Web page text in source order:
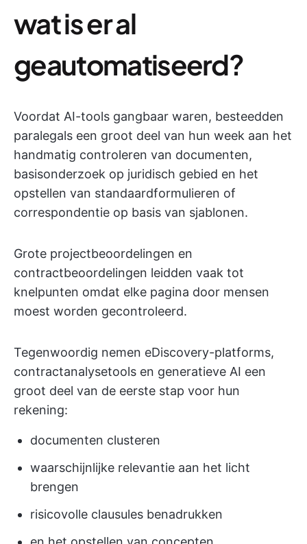
wat is er al
geautomatiseerd?
Voordat AI-tools gangbaar waren, besteedden
paralegals een groot deel van hun week aan het
handmatig controleren van documenten,
basisonderzoek op juridisch gebied en het
opstellen van standaardformulieren of
correspondentie op basis van sjablonen.
Grote projectbeoordelingen en
contractbeoordelingen leidden vaak tot
knelpunten omdat elke pagina door mensen
moest worden gecontroleerd.
Tegenwoordig nemen eDiscovery-platforms,
contractanalysetools en generatieve AI een
groot deel van de eerste stap voor hun
rekening:
documenten clusteren
waarschijnlijke relevantie aan het licht
brengen
risicovolle clausules benadrukken